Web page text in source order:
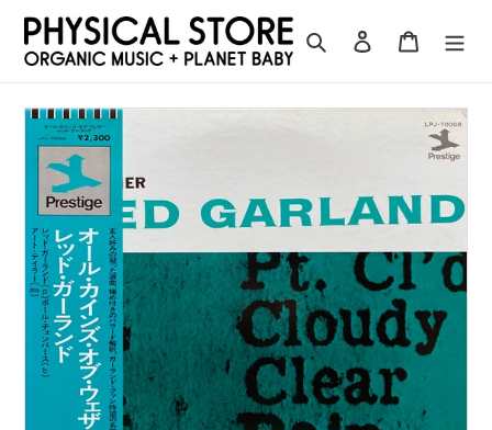
検索 ログインカート